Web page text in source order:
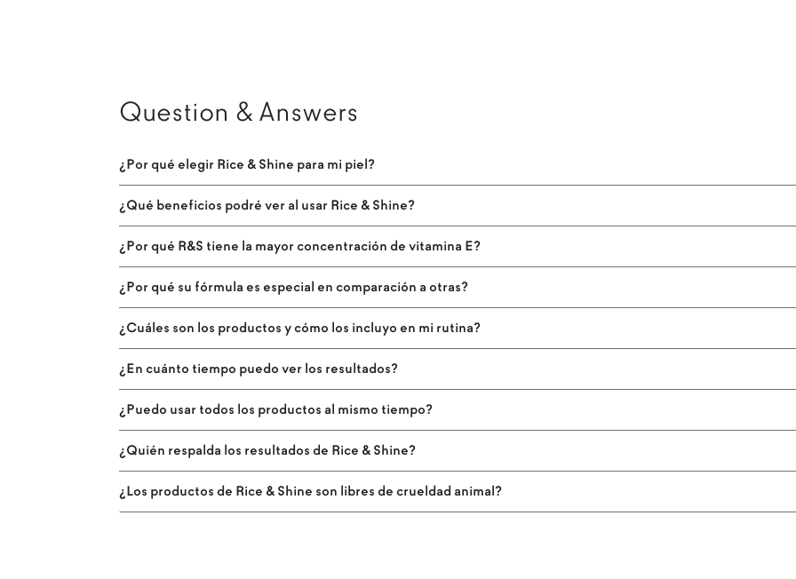
Question & Answers
¿Por qué elegir Rice & Shine para mi piel?
¿Qué beneficios podré ver al usar Rice & Shine?
¿Por qué R&S tiene la mayor concentración de vitamina E?
¿Por qué su fórmula es especial en comparación a otras?
¿Cuáles son los productos y cómo los incluyo en mi rutina?
¿En cuánto tiempo puedo ver los resultados?
¿Puedo usar todos los productos al mismo tiempo?
¿Quién respalda los resultados de Rice & Shine?
¿Los productos de Rice & Shine son libres de crueldad animal?